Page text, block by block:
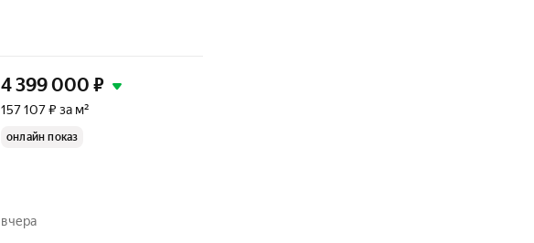
4 399 000 ₽
157 107 ₽ за м²
онлайн показ
вчера